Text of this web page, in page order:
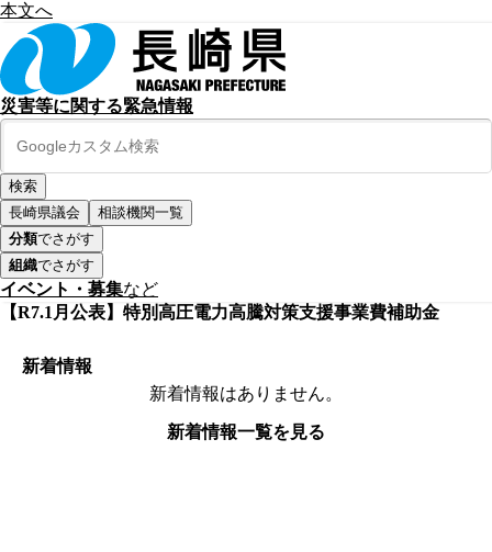
本文へ
災害等に関する緊急情報
長崎県議会
相談機関一覧
分類でさがす
組織でさがす
イベント・募集など
【R7.1月公表】特別高圧電力高騰対策支援事業費補助金
新着情報
新着情報はありません。
新着情報一覧を見る